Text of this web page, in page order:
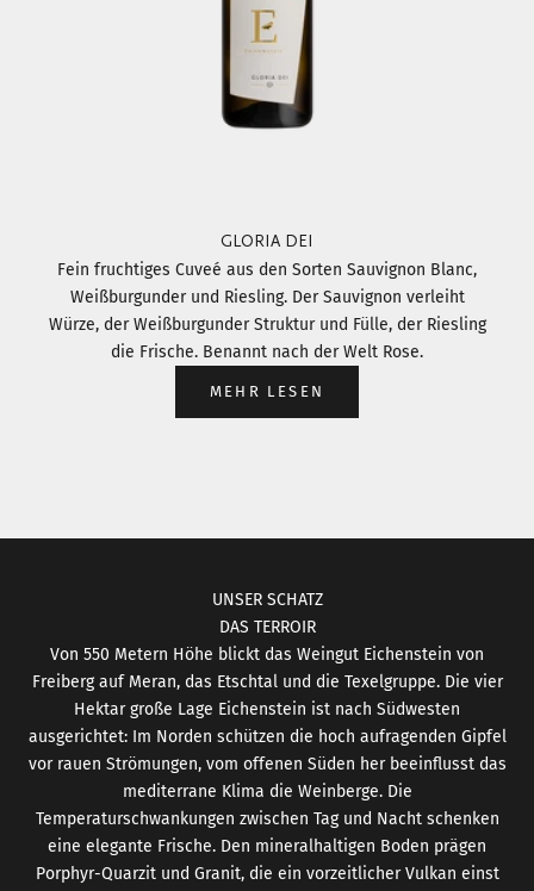
GLORIA DEI
Fein fruchtiges Cuveé aus den Sorten Sauvignon Blanc,
Weißburgunder und Riesling. Der Sauvignon verleiht
Würze, der Weißburgunder Struktur und Fülle, der Riesling
die Frische. Benannt nach der Welt Rose.
MEHR LESEN
UNSER SCHATZ
DAS TERROIR
Von 550 Metern Höhe blickt das Weingut Eichenstein von
Freiberg auf Meran, das Etschtal und die Texelgruppe. Die vier
Hektar große Lage Eichenstein ist nach Südwesten
ausgerichtet: Im Norden schützen die hoch aufragenden Gipfel
vor rauen Strömungen, vom offenen Süden her beeinflusst das
mediterrane Klima die Weinberge. Die
Temperaturschwankungen zwischen Tag und Nacht schenken
eine elegante Frische. Den mineralhaltigen Boden prägen
Porphyr-Quarzit und Granit, die ein vorzeitlicher Vulkan einst